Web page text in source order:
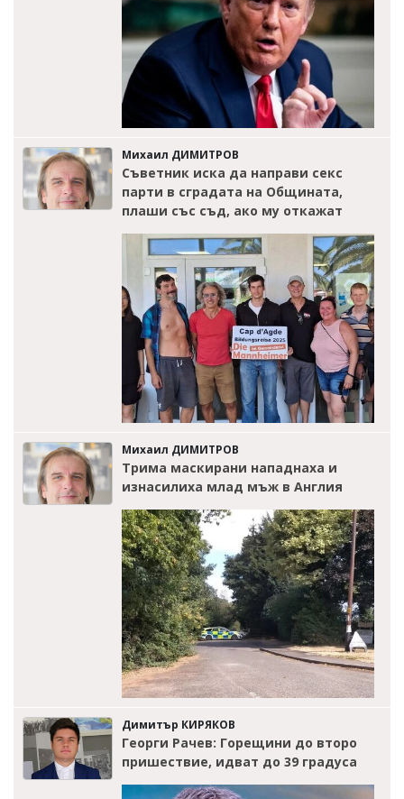
Михаил ДИМИТРОВ
Съветник иска да направи секс
парти в сградата на Общината,
плаши със съд, ако му откажат
Михаил ДИМИТРОВ
Трима маскирани нападнаха и
изнасилиха млад мъж в Англия
Димитър КИРЯКОВ
Георги Рачев: Горещини до второ
пришествие, идват до 39 градуса